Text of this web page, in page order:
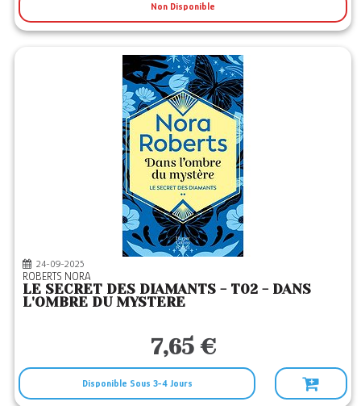
Non Disponible
24-09-2025
ROBERTS NORA
LE SECRET DES DIAMANTS - T02 - DANS
L'OMBRE DU MYSTERE
7,65 €
Disponible Sous 3-4 Jours